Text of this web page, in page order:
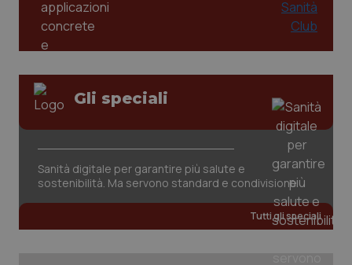
Gli speciali
Sanità digitale per garantire più salute e
sostenibilità. Ma servono standard e condivisione
Tutti gli speciali
CookieScriptConsent
CookieScript
www.quotidianosanita.it
5